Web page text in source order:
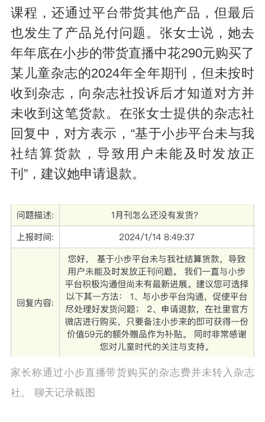
课程，还通过平台带货其他产品，但最后
也发生了产品兑付问题。张女士说，她去
年年底在小步的带货直播中花290元购买了
某儿童杂志的2024年全年期刊，但未按时
收到杂志，向杂志社投诉后才知道对方并
未收到这笔货款。在张女士提供的杂志社
回复中，对方表示，“基于小步平台未与我
社结算货款，导致用户未能及时发放正
刊”，建议她申请退款。
家长称通过小步直播带货购买的杂志费并未转入杂志
社。 聊天记录截图